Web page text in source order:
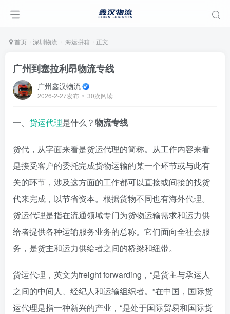
首页 深圳物流 海运拼箱 正文
广州到塞拉利昂物流专线
广州鑫汉物流
2026-2-27发布 30次阅读
一、 货运代理是什么？物流专线
货代，从字面来看是货运代理的简称。从工作内容来看
是接受客户的委托完成货物运输的某一个环节或与此有
关的环节，涉及这方面的工作都可以直接或间接的找货
代来完成，以节省资本。根据货物不同也有海外代理。
货运代理是指在流通领域专门为货物运输需求和运力供
给者提供各种运输服务业务的总称。它们面向全社会服
务，是货主和运力供给者之间的桥梁和纽带。
货运代理，英文为freight forwarding，“是货主与承运人
之间的中间人、经纪人和运输组织者。”在中国，国际货
运代理是指一种新兴的产业，“是处于国际贸易和国际货